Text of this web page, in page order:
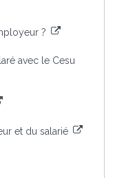
?
avec le Cesu
et du salarié